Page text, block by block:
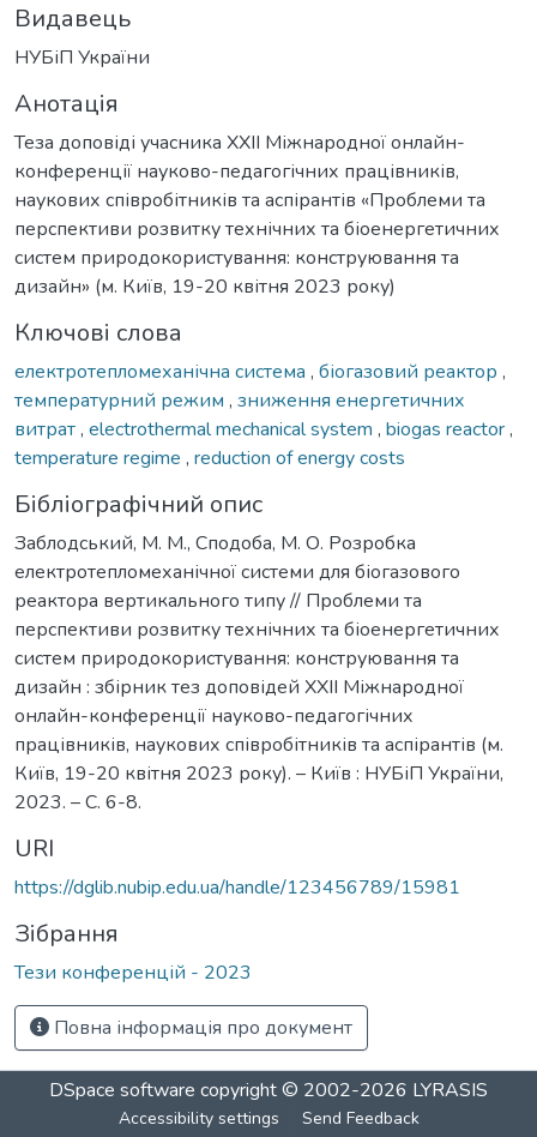
Видавець
НУБіП України
Анотація
Теза доповіді учасника ХXІI Міжнародної онлайн-
конференції науково-педагогічних працівників,
наукових співробітників та аспірантів «Проблеми та
перспективи розвитку технічних та біоенергетичних
систем природокористування: конструювання та
дизайн» (м. Київ, 19-20 квітня 2023 року)
Ключові слова
електротепломеханічна система , біогазовий реактор ,
температурний режим , зниження енергетичних
витрат, electrothermal mechanical system , biogas reactor,
temperature regime , reduction of energy costs
Бібліографічний опис
Заблодський, М. М., Сподоба, М. О. Розробка
електротепломеханічної системи для біогазового
реактора вертикального типу // Проблеми та
перспективи розвитку технічних та біоенергетичних
систем природокористування: конструювання та
дизайн : збірник тез доповідей ХXІI Міжнародної
онлайн-конференції науково-педагогічних
працівників, наукових співробітників та аспірантів (м.
Київ, 19-20 квітня 2023 року). – Київ : НУБіП України,
2023. – С. 6-8.
URI
https://dglib.nubip.edu.ua/handle/123456789/15981
Зібрання
Тези конференцій - 2023
Повна інформація про документ
DSpace software copyright © 2002-2026 LYRASIS
Accessibility settings Send Feedback